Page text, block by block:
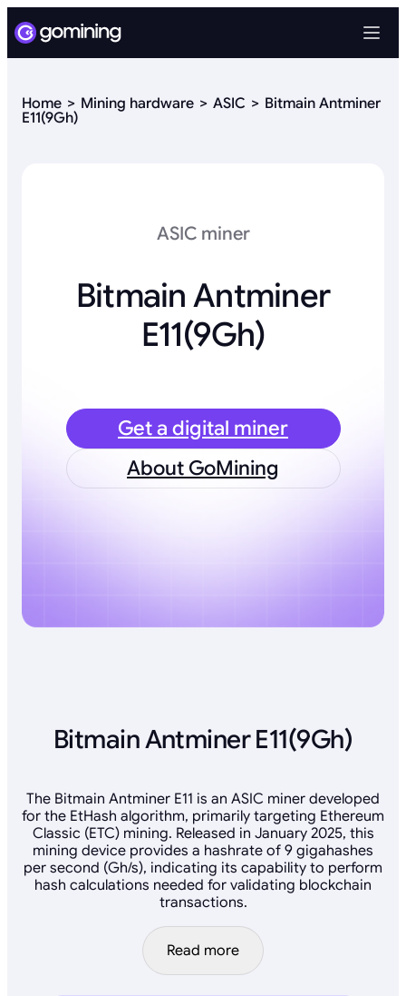
Home Mining hardware ASIC
Bitmain Antminer
E11(9Gh)
ASIC miner
Bitmain Antminer
E11(9Gh)
Get a digital miner
About GoMining
Bitmain Antminer E11(9Gh)
The Bitmain Antminer E11 is an ASIC miner developed
for the EtHash algorithm, primarily targeting Ethereum
Classic (ETC) mining. Released in January 2025, this
mining device provides a hashrate of 9 gigahashes
per second (Gh/s), indicating its capability to perform
hash calculations needed for validating blockchain
transactions.
Read more